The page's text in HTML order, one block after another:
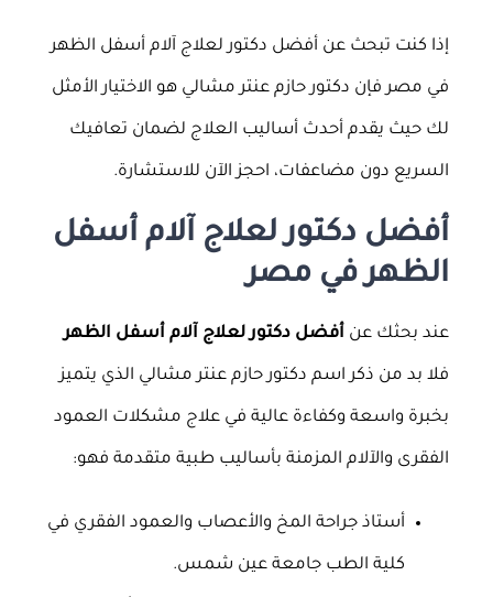
إذا كنت تبحث عن أفضل دكتور لعلاج آلام أسفل الظهر
في مصر فإن دكتور حازم عنتر مشالي هو الاختيار الأمثل
لك حيث يقدم أحدث أساليب العلاج لضمان تعافيك
السريع دون مضاعفات، احجز الآن للاستشارة.
أفضل دكتور لعلاج آلام أسفل
الظهر في مصر
عند بحثك عن أفضل دكتور لعلاج آلام أسفل الظهر
فلا بد من ذكر اسم دكتور حازم عنتر مشالي الذي يتميز
بخبرة واسعة وكفاءة عالية في علاج مشكلات العمود
الفقرى والآلام المزمنة بأساليب طبية متقدمة فهو:
أستاذ جراحة المخ والأعصاب والعمود الفقري في
كلية الطب جامعة عين شمس.